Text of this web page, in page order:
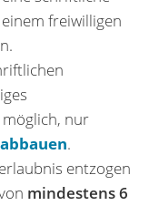
freiwilligen
nur
.
entzogen
mindestens 6